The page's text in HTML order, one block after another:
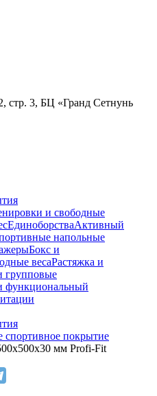
стр. 3, БЦ «Гранд Сетнунь
и свободные
ЕдиноборстваАктивный
напольные
Бокс и
весаРастяжка и
групповые
функциональный
спортивное покрытие
мм Profi-Fit